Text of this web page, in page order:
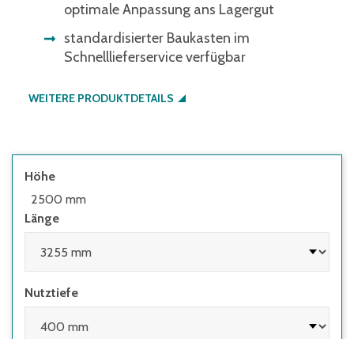
optimale Anpassung ans Lagergut
standardisierter Baukasten im
Schnelllieferservice verfügbar
WEITERE PRODUKTDETAILS
Höhe
2500 mm
Länge
Nutztiefe